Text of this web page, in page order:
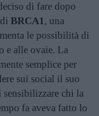
di fare dopo
BRCA1, una
le possibilità di
e alle ovaie. La
semplice per
sui social il suo
chi la
fa aveva fatto lo